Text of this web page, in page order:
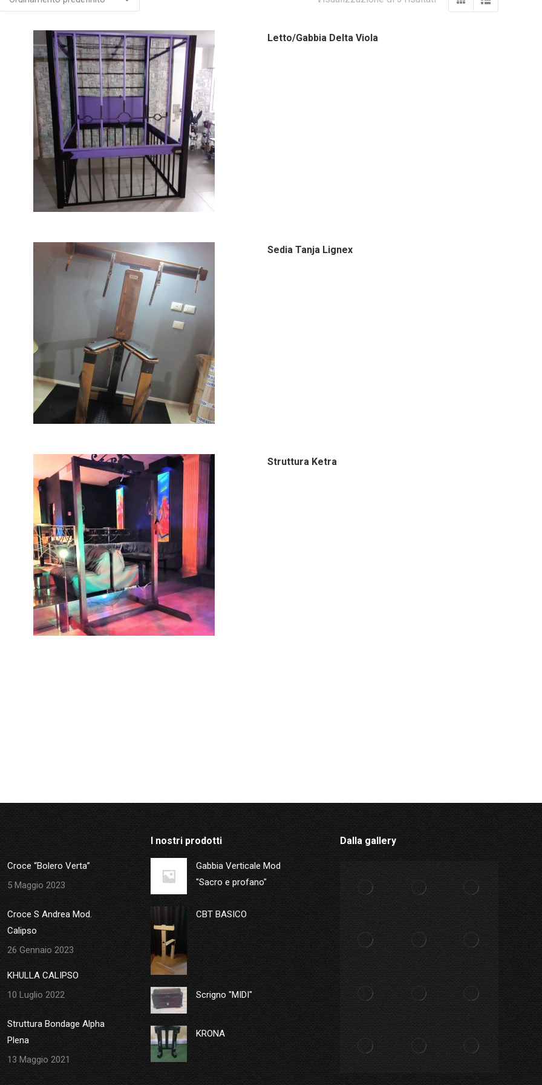
Letto/Gabbia Delta Viola
Sedia Tanja Lignex
Struttura Ketra
Croce “Bolero Verta”
5 Maggio 2023
Croce S Andrea Mod.
Calipso
26 Gennaio 2023
KHULLA CALIPSO
10 Luglio 2022
Struttura Bondage Alpha
Plena
13 Maggio 2021
I nostri prodotti
Gabbia Verticale Mod
"Sacro e profano"
CBT BASICO
Scrigno "MIDI"
KRONA
Dalla gallery